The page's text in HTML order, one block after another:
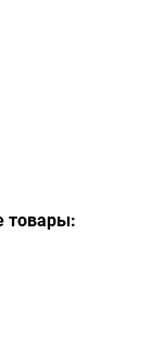
товары: